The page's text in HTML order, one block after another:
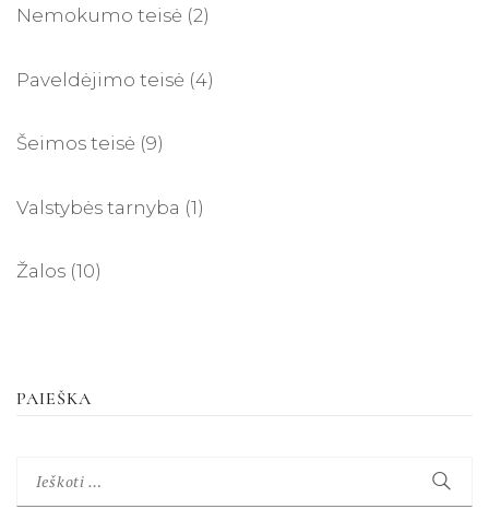
Nemokumo teisė (2)
Paveldėjimo teisė (4)
Šeimos teisė (9)
Valstybės tarnyba (1)
Žalos (10)
PAIEŠKA
Ieškoti: